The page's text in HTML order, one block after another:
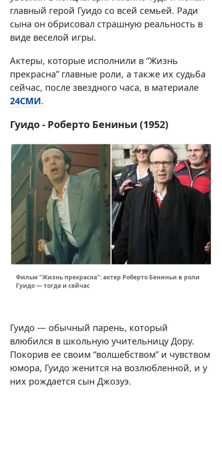
главный герой Гуидо со всей семьей. Ради
сына он обрисовал страшную реальность в
виде веселой игры.
Актеры, которые исполнили в “Жизнь
прекрасна” главные роли, а также их судьба
сейчас, после звездного часа, в материале
24СМИ.
Гуидо - Роберто Бениньи (1952)
Фильм "Жизнь прекрасна": актер Роберто Бениньи в роли
Гуидо — тогда и сейчас
Гуидо — обычный парень, который
влюбился в школьную учительницу Дору.
Покорив ее своим “волшебством” и чувством
юмора, Гуидо женится на возлюбленной, и у
них рождается сын Джозуэ.